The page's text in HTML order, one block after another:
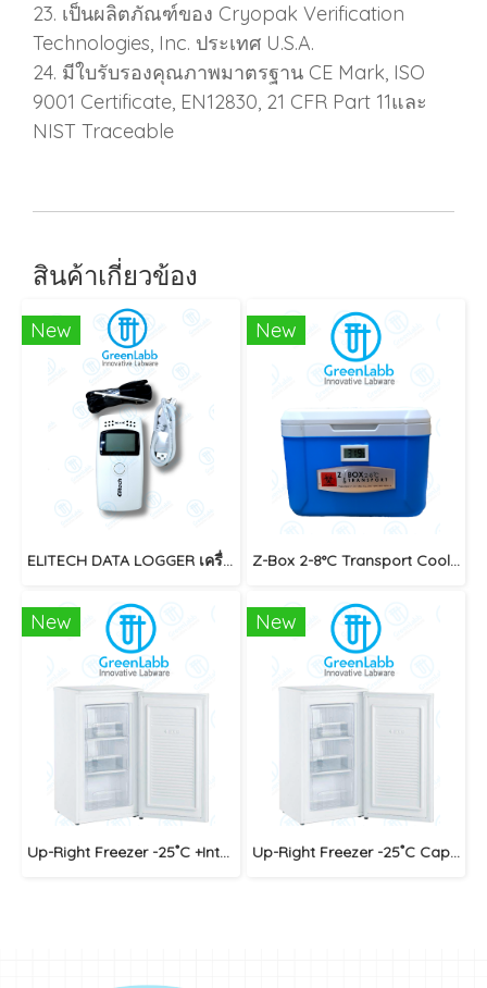
23. เป็นผลิตภัณฑ์ของ Cryopak Verification
Technologies, Inc. ประเทศ U.S.A.
24. มีใบรับรองคุณภาพมาตรฐาน CE Mark, ISO
9001 Certificate, EN12830, 21 CFR Part 11และ
NIST Traceable
สินค้าเกี่ยวข้อง
New
ELITECH DATA LOGGER เครื่องบันทึกอุณหภูมิและความชื้น
New
Z-Box 2-8°C Transport Cooler 5L with Digital Thermometer
New
Up-Right Freezer -25 ํC +Intell 1 Ex. Probe + Safe Guard
New
Up-Right Freezer -25 ํC Capacity : 64L + Safe Guard